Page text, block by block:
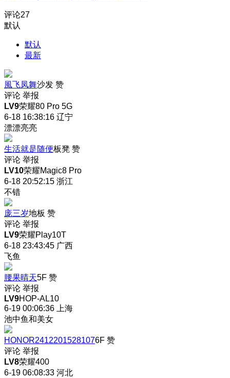
评论27
默认
默认
最新
風飞凤舞沙发 赞
评论 举报
LV9荣耀80 Pro 5G
6-18 16:38:16 辽宁
漂漂亮亮
生活就是随便板凳 赞
评论 举报
LV10荣耀Magic8 Pro
6-18 20:52:15 浙江
不错
庞三岁地板 赞
评论 举报
LV9荣耀Play10T
6-18 23:43:45 广西
飞鱼
腰果晴天5F 赞
评论 举报
LV9HOP-AL10
6-19 00:06:36
上海
池中鱼和美女
HONOR24122015281076F 赞
评论 举报
LV8荣耀400
6-19 06:08:33 河北